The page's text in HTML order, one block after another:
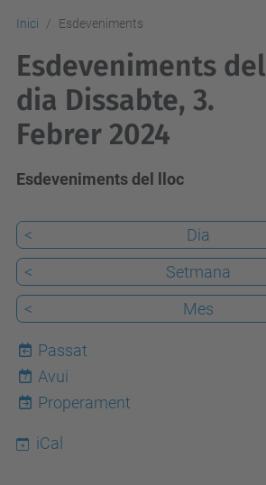
Inici Esdeveniments
Esdeveniments del
dia Dissabte, 3.
Febrer 2024
Esdeveniments del lloc
< Dia
<
Setmana
<
Mes
Passat
7
Avui
Properament
iCal